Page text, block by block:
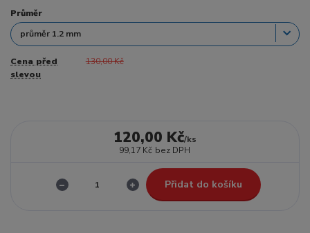
Průměr
Cena před
slevou
130,00 Kč
120,00 Kč/ks
99,17 Kč bez DPH
Přidat do košíku